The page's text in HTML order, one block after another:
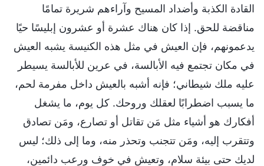
القادة الكذبة وأضداد المسيح وآراءهم شريرة تمامًا
مناقضة للحق. إذا كان هناك عشرة أو عشرون إبليسًا حيًا
يدعمونهم، فإن العيش في مثل هذه الكنيسة يشبه العيش
في مكان تجتمع فيه الأبالسة، في عرين للأبالسة يسيطر
عليه ملك شيطاني؛ فإنه أشبه بالعيش داخل مفرمة لحم،
ما يسبب اضطرابًا لعقلك وروحك. كل يوم، ما يشغل
أفكارك هو أشياء مثل مَن تقاتل أو تصارع، ومَن تصادق
وتتقرب إليه، ومَن تتجنب وتحذر منه، وما إلى ذلك؛ ليس
لديك حتى بيئة سلام، وتعيش في خوف ورعب دائمين،